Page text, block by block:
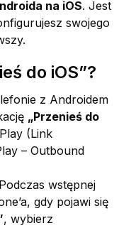
na iOS. Jest
swojego
do iOS”?
z Androidem
„Przenieś do
(Link
– Outbound
Podczas wstępnej
gdy pojawi się
, wybierz